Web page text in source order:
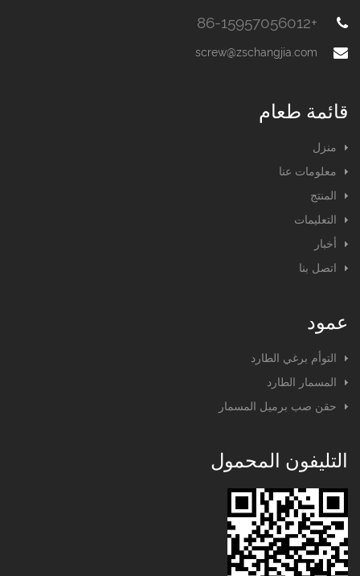
+86-15957056012
screw@zschangjia.com
قائمة طعام
منزل
معلومات عنا
المنتج
التعليمات
أخبار
اتصل بنا
عمود
التوأم برغي الطارد
المسمار الطارد
حقن صب برميل المسمار
التليفون المحمول